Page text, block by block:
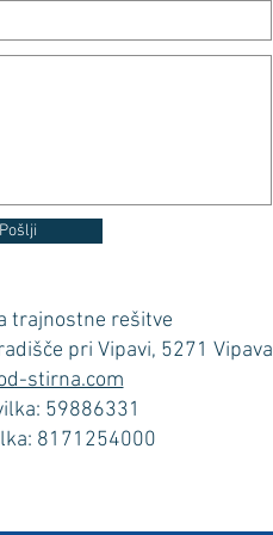
Pošlji
trajnostne rešitve
pri Vipavi, 5271 Vipava
stirna.com
59886331
8171254000